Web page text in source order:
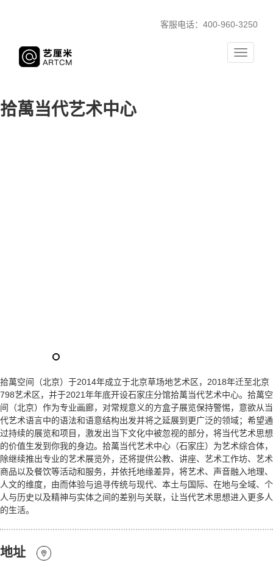
客服电话：400-960-3250
Toggle
拾萬当代艺术中心
拾萬空间（北京）于2014年成立于北京草场地艺术区，2018年迁至北京
798艺术区，并于2021年年底开设石家庄分馆拾萬当代艺术中心。拾萬空
间（北京）作为专业画廊，对常规意义的方盒子展览保持警惕，意欲从当
代艺术语言中的语法和语意结构出发并将之延展到更广泛的领域；希望通
过持续的展览和项目，激发出当下文化中被忽视的部分，将当代艺术思想
的价值生发到你我的身边。拾萬当代艺术中心（石家庄）为艺术综合体，
除继续推出专业的艺术展览外，还将提供公教、讲座、艺术工作坊、艺术
商品以及餐饮等活动和服务，并依托地缘差异，将艺术、声音融入地理、
人文的维度，由而体验与追寻传统与现代、本土与国际、在地与全域、个
人与历史以及精神与实体之间的差别与关联，让当代艺术思想进入更多人
的生活。
地址